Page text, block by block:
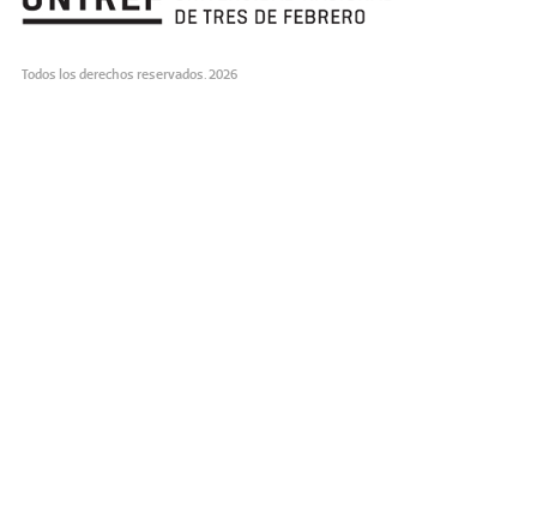
Todos los derechos reservados. 2026